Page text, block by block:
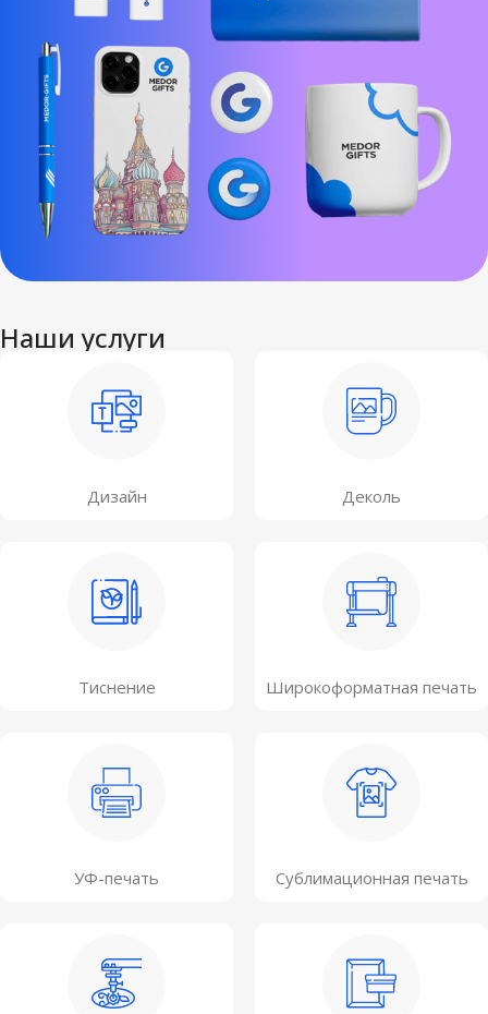
Наши услуги
Дизайн Деколь
Тиснение Широкоформатная печать
УФ-печать Сублимационная печать